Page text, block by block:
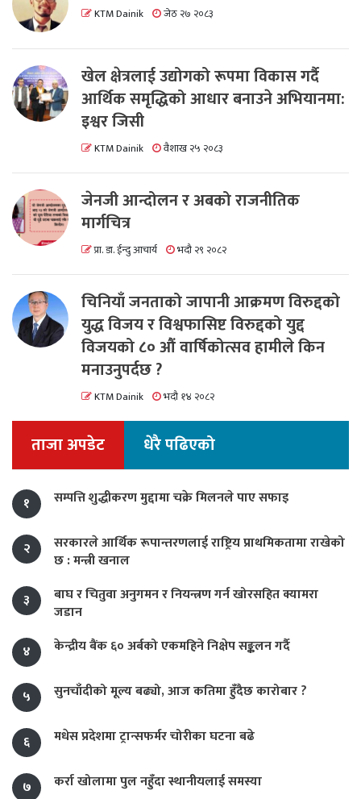
KTM Dainik जेठ २७ २०८३
खेल क्षेत्रलाई उद्योगको रूपमा विकास गर्दै
आर्थिक समृद्धिको आधार बनाउने अभियानमा:
इश्वर जिसी
KTM Dainik वैशाख २५ २०८३
जेनजी आन्दोलन र अबको राजनीतिक
मार्गचित्र
प्रा. डा. ईन्दु आचार्य भदौ २९ २०८२
चिनियाँ जनताको जापानी आक्रमण विरुद्दको
युद्ध विजय र विश्वफासिष्ट विरुद्दको युद्द
विजयको ८० औं वार्षिकोत्सव हामीले किन
मनाउनुपर्दछ ?
KTM Dainik भदौ १४ २०८२
ताजा अपडेट धेरै पढिएको
१ सम्पत्ति शुद्धीकरण मुद्दामा चक्रे मिलनले पाए सफाइ
२
सरकारले आर्थिक रूपान्तरणलाई राष्ट्रिय प्राथमिकतामा राखेको
छ : मन्त्री खनाल
३
बाघ र चितुवा अनुगमन र नियन्त्रण गर्न खोरसहित क्यामरा
जडान
४
केन्द्रीय बैंक ६० अर्बको एकमहिने निक्षेप सङ्कलन गर्दै
५ सुनचाँदीको मूल्य बढ्यो, आज कतिमा हुँदैछ कारोबार ?
६ मधेस प्रदेशमा ट्रान्सफर्मर चोरीका घटना बढे
७ कर्रा खोलामा पुल नहुँदा स्थानीयलाई समस्या